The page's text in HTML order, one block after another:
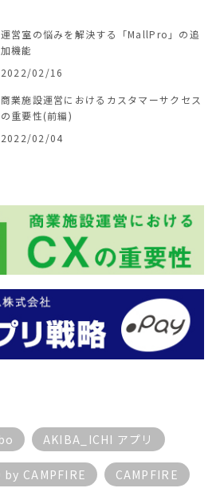
運営室の悩みを解決する「MallPro」の追
加機能
2022/02/16
商業施設運営におけるカスタマーサクセス
の重要性(前編)
2022/02/04
AKIBA_ICHI アプリ
by CAMPFIRE CAMPFIRE